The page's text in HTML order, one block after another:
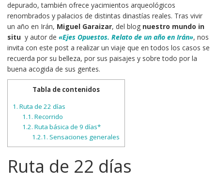
depurado, también ofrece yacimientos arqueológicos
renombrados y palacios de distintas dinastías reales. Tras vivir
un año en Irán, Miguel Garaizar, del blog nuestro mundo in
situ y autor de «Ejes Opuestos. Relato de un año en Irán», nos
invita con este post a realizar un viaje que en todos los casos se
recuerda por su belleza, por sus paisajes y sobre todo por la
buena acogida de sus gentes.
Tabla de contenidos
1. Ruta de 22 días
1.1. Recorrido
1.2. Ruta básica de 9 días*
1.2.1. Sensaciones generales
Ruta de 22 días